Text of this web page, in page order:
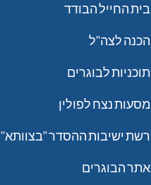
בית החייל הבודד
הכנה לצה"ל
תוכניות לבוגרים
מסעות נצח לפולין
רשת ישיבות ההסדר "בצוותא"
אתר הבוגרים